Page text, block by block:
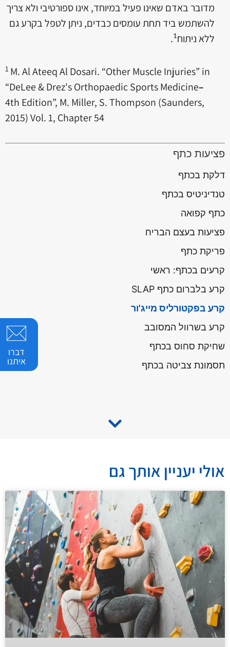
פציעות כתף
דלקת בכתף
טנדיניטיס בכתף
כתף קפואה
פציעות בעצם הבריח
פריקת כתף
קרעים בכתף: ראשי
קרע בלברום כתף SLAP
קרע בפקטורליס מייג'ור
קרע בשרוול המסובב
שחיקת סחוס בכתף
תסמונת צביטה בכתף
מדובר באדם שאינו פעיל במיוחד, אינו ספורטיבי ולא צריך
להשתמש ביד תחת עומסים כבדים, ניתן לטפל בקרע גם
ללא ניתוח1
.
1 M. Al Ateeq Al Dosari. “Other Muscle Injuries” in
“DeLee & Drez's Orthopaedic Sports Medicine–
4th Edition”, M. Miller, S. Thompson (Saunders,
2015) Vol. 1, Chapter 54
אולי יעניין אותך גם
דברו
איתנו